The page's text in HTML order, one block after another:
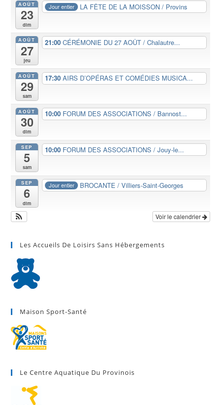
AOÛT
23
dim
Jour entier LA FÊTE DE LA MOISSON / Provins
AOÛT
27
jeu
21:00 CÉRÉMONIE DU 27 AOÛT / Chalautre...
AOÛT
29
sam
17:30 AIRS D’OPÉRAS ET COMÉDIES MUSICA...
AOÛT
30
dim
10:00 FORUM DES ASSOCIATIONS / Bannost...
SEP
5
sam
10:00 FORUM DES ASSOCIATIONS / Jouy-le...
SEP
6
dim
Jour entier BROCANTE / Villiers-Saint-Georges
Voir le calendrier
Les Accueils De Loisirs Sans Hébergements
Maison Sport-Santé
Le Centre Aquatique Du Provinois